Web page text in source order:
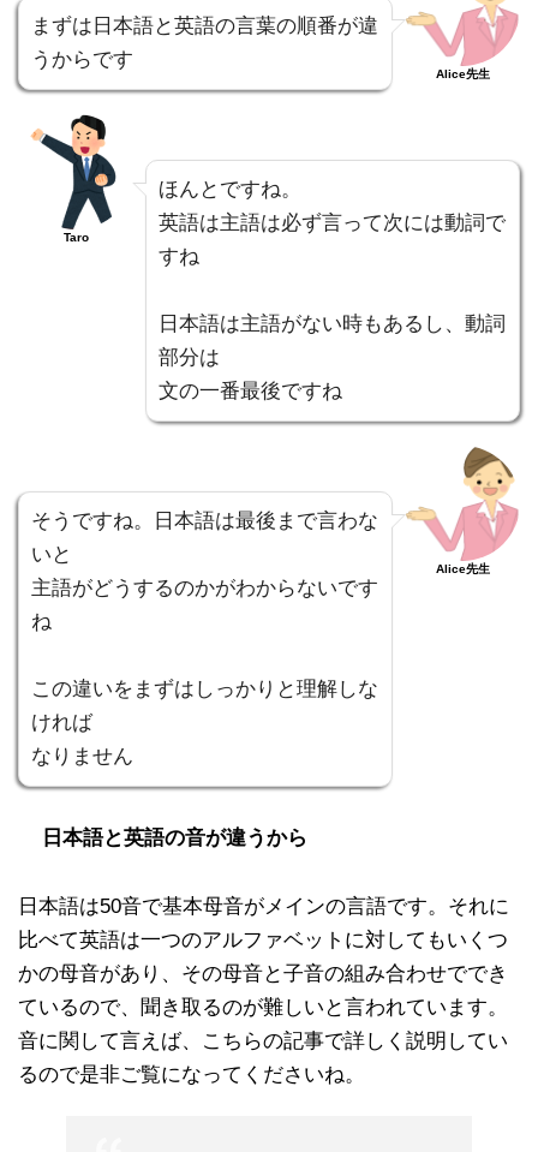
まずは日本語と英語の言葉の順番が違
うからです
Alice先生
Taro
ほんとですね。
英語は主語は必ず言って次には動詞で
すね
日本語は主語がない時もあるし、動詞
部分は
文の一番最後ですね
そうですね。日本語は最後まで言わな
いと
主語がどうするのかがわからないです
ね
この違いをまずはしっかりと理解しな
ければ
なりません
Alice先生
日本語と英語の音が違うから
日本語は50音で基本母音がメインの言語です。それに
比べて英語は一つのアルファベットに対してもいくつ
かの母音があり、その母音と子音の組み合わせででき
ているので、聞き取るのが難しいと言われています。
音に関して言えば、こちらの記事で詳しく説明してい
るので是非ご覧になってくださいね。